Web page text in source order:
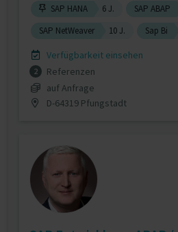
SAP HANA
6 J. SAP ABAP
SAP NetWeaver
10 J. Sap Bi
Verfügbarkeit einsehen
2
Referenzen
auf Anfrage
D-64319 Pfungstadt